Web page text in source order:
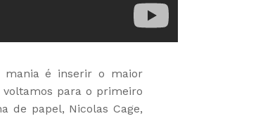
mania é inserir o maior
para o primeiro
de papel, Nicolas Cage,